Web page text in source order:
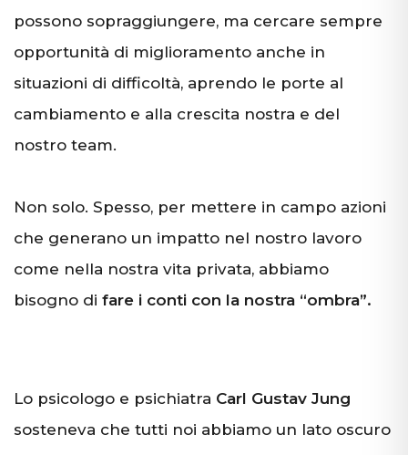
possono sopraggiungere, ma cercare sempre
opportunità di miglioramento anche in
situazioni di difficoltà, aprendo le porte al
cambiamento e alla crescita nostra e del
nostro team.
Non solo. Spesso, per mettere in campo azioni
che generano un impatto nel nostro lavoro
come nella nostra vita privata, abbiamo
bisogno di fare i conti con la nostra “ombra”.
Lo psicologo e psichiatra Carl Gustav Jung
sosteneva che tutti noi abbiamo un lato oscuro